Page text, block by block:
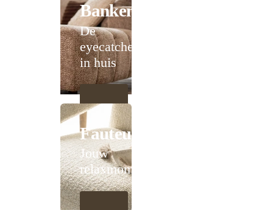
Banken
De
eyecatcher
in huis
Fauteuils
Jouw
relaxmoment